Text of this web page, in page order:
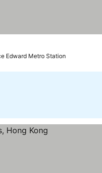
Edward Metro Station